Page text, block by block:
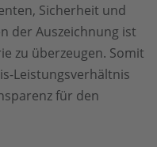
Sicherheit und
der Auszeichnung ist
zu überzeugen. Somit
Leistungsverhältnis
für den